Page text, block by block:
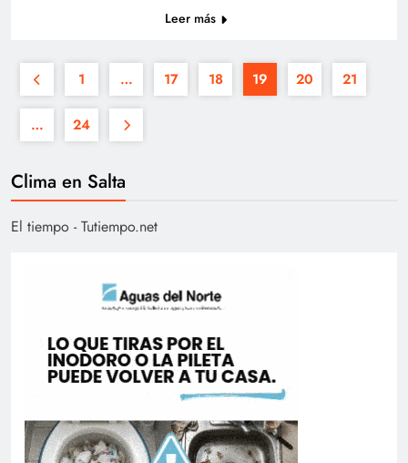
Leer más
1 … 17 18 19 20 21
… 24
Clima en Salta
El tiempo - Tutiempo.net